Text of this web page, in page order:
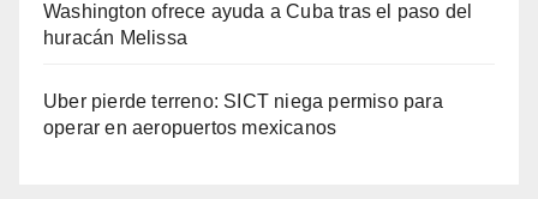
Washington ofrece ayuda a Cuba tras el paso del
huracán Melissa
Uber pierde terreno: SICT niega permiso para
operar en aeropuertos mexicanos